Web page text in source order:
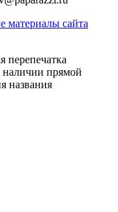
материалы сайта
перепечатка
наличии прямой
названия